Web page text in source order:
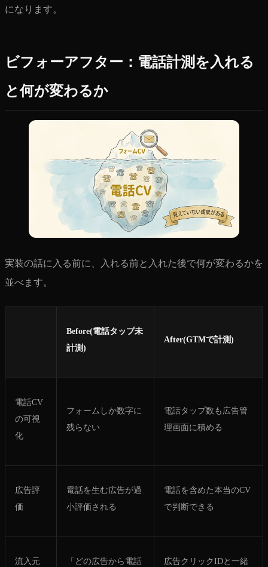
になります。
ビフォーアフター：電話計測を入れる
と何が変わるか
実装の話に入る前に、入れる前と入れた後で何が変わるかを
並べます。
Before(電話タップ未
計測)
After(GTMで計測)
電話CV
の可視
化
フォームしか数字に
残らない
電話タップ数も広告管
理画面に積める
広告評
価
電話を生む広告が過
小評価される
電話を含めた本当のCV
で判断できる
流入元
「どの広告から電話
広告クリックIDと一緒